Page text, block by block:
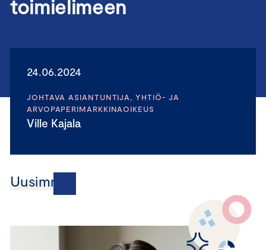
toimielimeen
24.06.2024
JOHTAVA ASIANTUNTIJA, YHTIÖ- JA
ARVOPAPERIMARKKINAOIKEUS
Ville Kajala
Uusimmat